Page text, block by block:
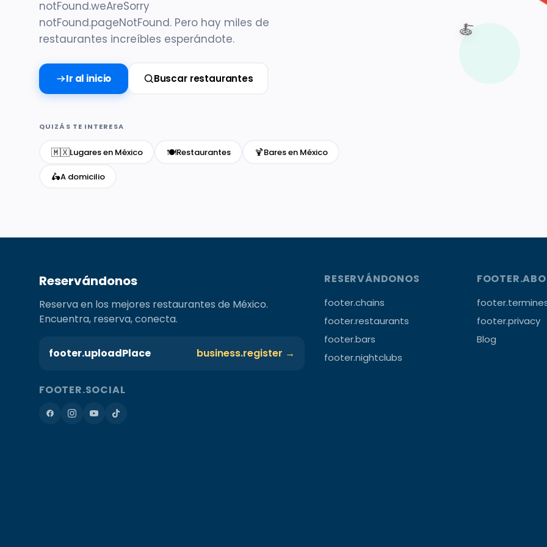
notFound.weAreSorry
notFound.pageNotFound. Pero hay miles de
restaurantes increíbles esperándote.
Ir al inicio Buscar restaurantes
QUIZÁS TE INTERESA
🇲🇽Lugares en México 🍽️Restaurantes 🍹Bares en México
🛵A domicilio
🍝
Reservándonos
Reserva en los mejores restaurantes de México.
Encuentra, reserva, conecta.
footer.uploadPlace business.register →
FOOTER.SOCIAL
RESERVÁNDONOS
footer.chains
footer.restaurants
footer.bars
footer.nightclubs
footer.privacy
Blog